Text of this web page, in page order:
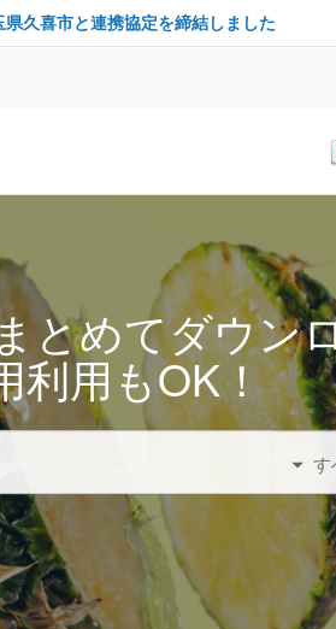
久喜市と連携協定を締結しました
とめてダウン
利用もOK！
す